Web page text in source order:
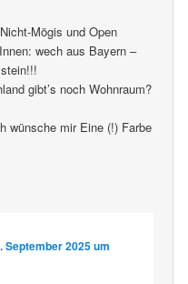
Mögis und Open
wech aus Bayern –
gibt’s noch Wohnraum?
wünsche mir Eine (!) Farbe
September 2025 um